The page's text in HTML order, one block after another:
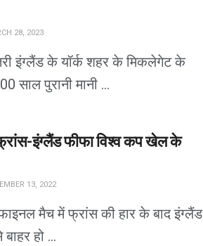
28, 2023
इंग्लैंड के यॉर्क शहर के मिकलेगेट के
साल पुरानी मानी ...
इंग्लैंड फीफा विश्व कप खेल के
13, 2022
फाइनल मैच में फ्रांस की हार के बाद इंग्लैंड
हो ...